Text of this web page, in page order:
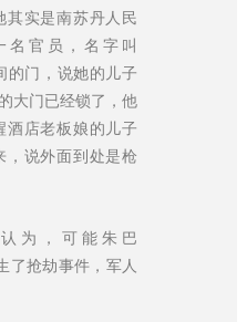
其实是南苏丹人民
名官员，名字叫
的门，说她的儿子
大门已经锁了，他
酒店老板娘的儿子
，说外面到处是枪
为，可能朱巴
了抢劫事件，军人